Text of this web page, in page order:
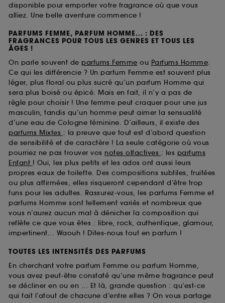
disponible pour emporter votre fragrance où que vous
alliez. Une belle aventure commence !
PARFUMS FEMME, PARFUM HOMME... : DES
FRAGRANCES POUR TOUS LES GENRES ET TOUS LES
ÂGES !
On parle souvent de parfums Femme ou Parfums Homme.
Ce qui les différencie ? Un parfum Femme est souvent plus
léger, plus floral ou plus sucré qu’un parfum Homme qui
sera plus boisé ou épicé. Mais en fait, il n’y a pas de
règle pour choisir ! Une femme peut craquer pour une jus
masculin, tandis qu’un homme peut aimer la sensualité
d’une eau de Cologne féminine. D’ailleurs, il existe des
parfums Mixtes : la preuve que tout est d’abord question
de sensibilité et de caractère ! La seule catégorie où vous
pourriez ne pas trouver vos notes olfactives : les parfums
Enfant ! Oui, les plus petits et les ados ont aussi leurs
propres eaux de toilette. Des compositions subtiles, fruitées
ou plus affirmées, elles risqueront cependant d’être trop
funs pour les adultes. Rassurez-vous, les parfums Femme et
parfums Homme sont tellement variés et nombreux que
vous n’aurez aucun mal à dénicher la composition qui
reflète ce que vous êtes : libre, rock, authentique, glamour,
impertinent... Waouh ! Dites-nous tout en parfum !
TOUTES LES INTENSITÉS DES PARFUMS
En cherchant votre parfum Femme ou parfum Homme,
vous avez peut-être constaté qu’une même fragrance peut
se décliner en ou en ... Et là, grande question : qu’est-ce
qui fait l’atout de chacune d’entre elles ? On vous partage